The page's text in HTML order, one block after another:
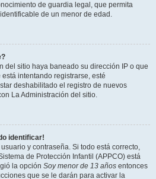
de guardia legal, que permita
de un menor de edad.
del sitio haya baneado su dirección IP o que
intentando registrarse, esté
deshabilitado el registro de nuevos
La Administración del sitio.
identificar!
y contraseña. Si todo está correcto,
de Protección Infantil (APPCO) está
la opción Soy menor de 13 años entonces
que se le darán para activar la